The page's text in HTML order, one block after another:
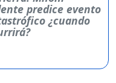
predice evento
¿cuando